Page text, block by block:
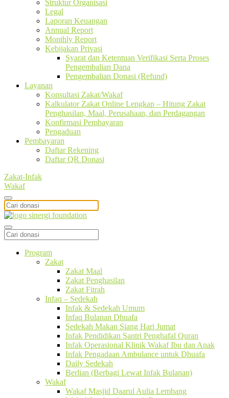
Struktur Organisasi
Legal
Laporan Keuangan
Annual Report
Monthly Report
Kebijakan Privasi
Syarat dan Ketentuan Verifikasi Serta Proses
Pengembalian Dana
Pengembalian Donasi (Refund)
Layanan
Konsultasi Zakat/Wakaf
Kalkulator Zakat Online Lengkap – Hitung Zakat
Penghasilan, Maal, Perusahaan, dan Perdagangan
Konfirmasi Pembayaran
Pengaduan
Pembayaran
Daftar Rekening
Daftar QR Donasi
Zakat-Infak
Wakaf
Program
Zakat
Zakat Maal
Zakat Penghasilan
Zakat Fitrah
Infaq – Sedekah
Infak & Sedekah Umum
Infaq Bulanan Dhuafa
Sedekah Makan Siang Hari Jumat
Infak Pendidikan Santri Penghafal Quran
Infak Operasional Klinik Wakaf Ibu dan Anak
Infak Pengadaan Ambulance untuk Dhuafa
Daily Sedekah
Berlian (Berbagi Lewat Infak Bulanan)
Wakaf
Wakaf Masjid Daarul Aulia Lembang